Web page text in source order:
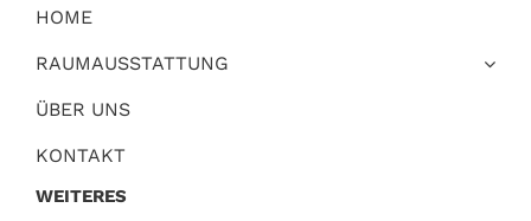
HOME
RAUMAUSSTATTUNG
ÜBER UNS
KONTAKT
WEITERES